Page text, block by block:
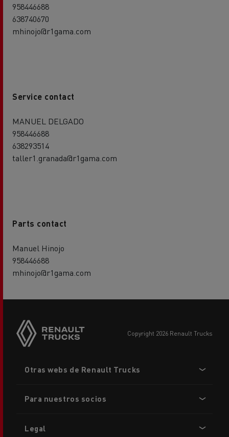
958446688
638740670
mhinojo@r1gama.com
Service contact
MANUEL DELGADO
958446688
638293514
taller1.granada@r1gama.com
Parts contact
Manuel Hinojo
958446688
mhinojo@r1gama.com
copyright 2026 Renault Trucks
menu
Otras webs de Renault Trucks
Para nuestros socios
Legal